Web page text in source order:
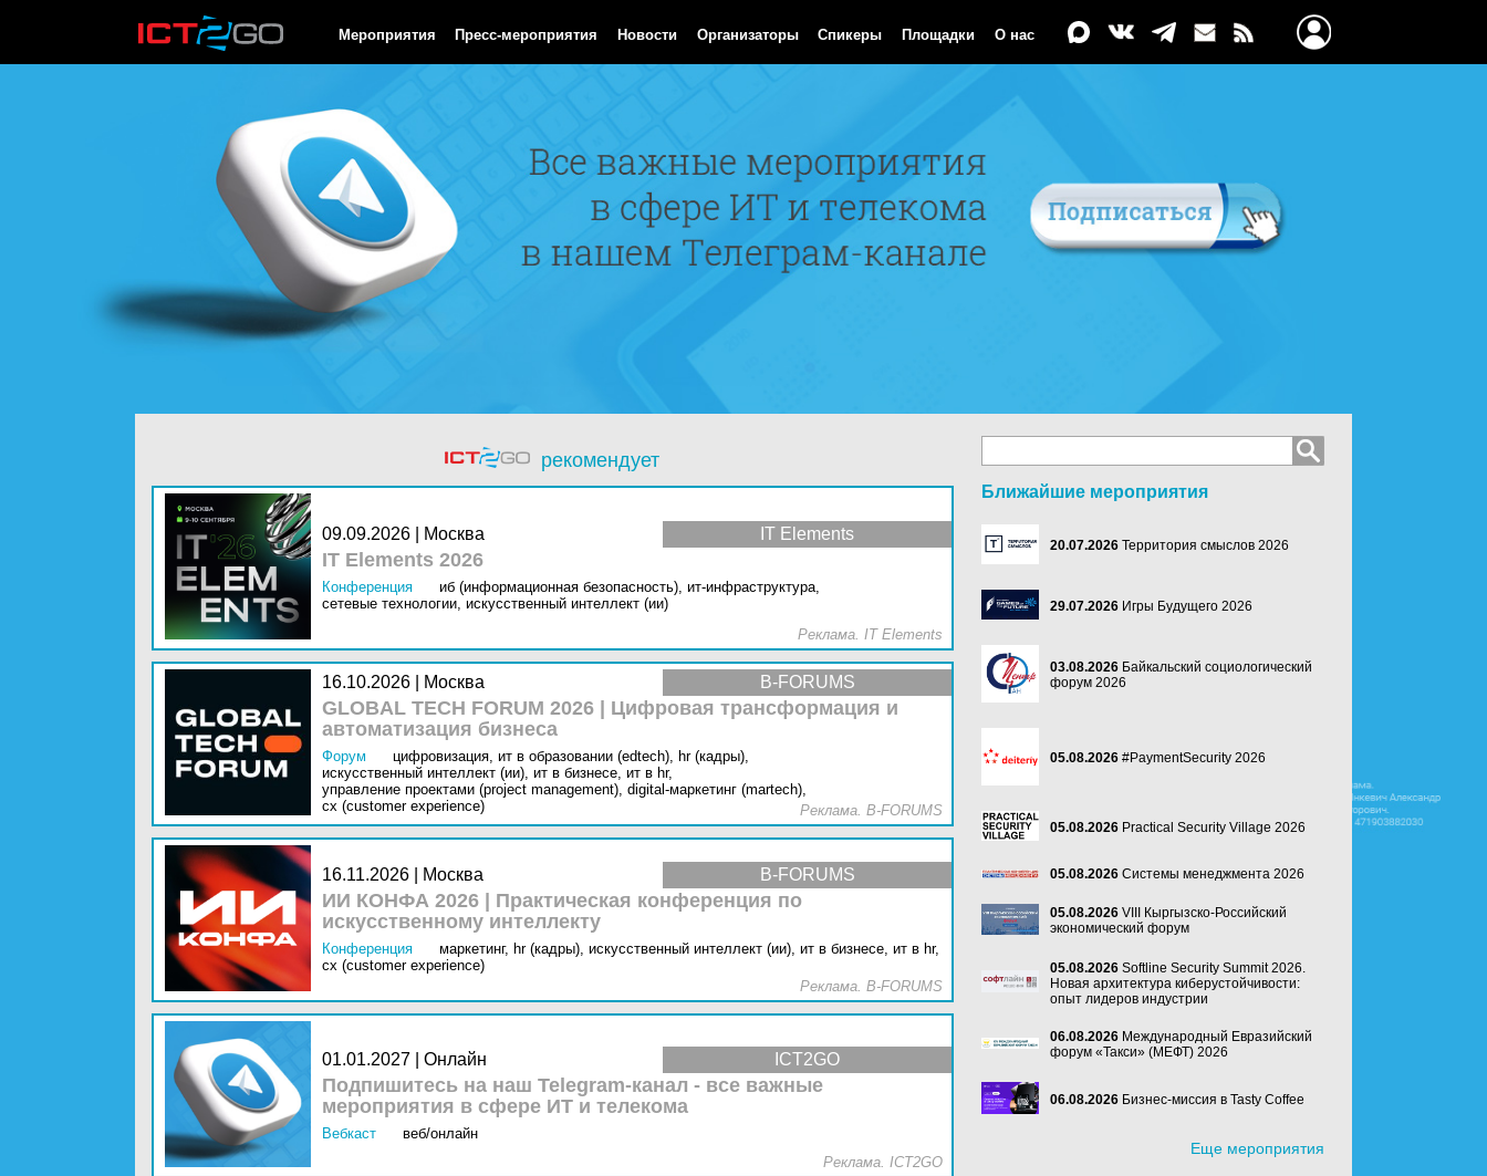
Мероприятия Пресс-мероприятия Новости Организаторы Спикеры Площадки О нас
рекомендует
IT Elements
09.09.2026 | Москва
IT Elements 2026
Конференция иб (информационная безопасность), ит-инфраструктура,
сетевые технологии, искусственный интеллект (ии)
Реклама. IT Elements
B-FORUMS
16.10.2026 | Москва
GLOBAL TECH FORUM 2026 | Цифровая трансформация и
автоматизация бизнеса
Форум цифровизация, ит в образовании (edtech), hr (кадры),
искусственный интеллект (ии), ит в бизнесе, ит в hr,
управление проектами (project management), digital-маркетинг (martech),
cx (customer experience)
Реклама. B-FORUMS
B-FORUMS
16.11.2026 | Москва
ИИ КОНФА 2026 | Практическая конференция по
искусственному интеллекту
Конференция маркетинг, hr (кадры), искусственный интеллект (ии), ит в бизнесе, ит в hr,
cx (customer experience)
Реклама. B-FORUMS
ICT2GO
01.01.2027 | Онлайн
Подпишитесь на наш Telegram-канал - все важные
мероприятия в сфере ИТ и телекома
Вебкаст
веб/онлайн
Реклама. ICT2GO
Ближайшие мероприятия
20.07.2026 Территория смыслов 2026
29.07.2026 Игры Будущего 2026
03.08.2026 Байкальский социологический
форум 2026
05.08.2026 #PaymentSecurity 2026
05.08.2026 Practical Security Village 2026
05.08.2026 Системы менеджмента 2026
05.08.2026 VIII Кыргызско-Российский
экономический форум
05.08.2026 Softline Security Summit 2026.
Новая архитектура киберустойчивости:
опыт лидеров индустрии
06.08.2026 Международный Евразийский
форум «Такси» (МЕФТ) 2026
06.08.2026 Бизнес-миссия в Tasty Coffee
Еще мероприятия